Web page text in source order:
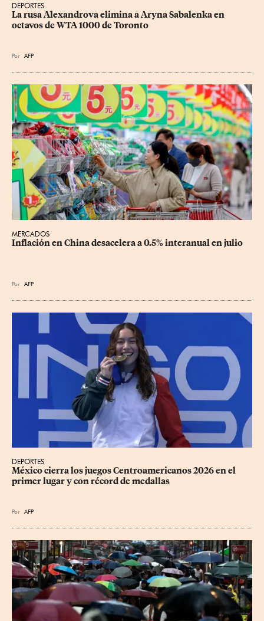
DEPORTES
La rusa Alexandrova elimina a Aryna Sabalenka en
octavos de WTA 1000 de Toronto
Por AFP
MERCADOS
Inflación en China desacelera a 0.5% interanual en julio
Por AFP
DEPORTES
México cierra los juegos Centroamericanos 2026 en el
primer lugar y con récord de medallas
Por AFP